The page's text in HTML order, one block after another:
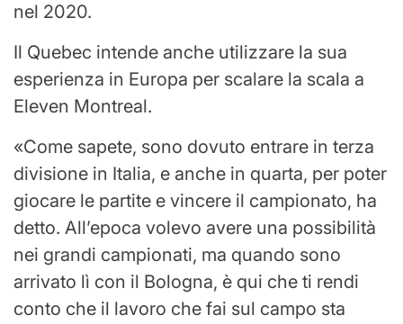
nel 2020.
Il Quebec intende anche utilizzare la sua
esperienza in Europa per scalare la scala a
Eleven Montreal.
Come sapete, sono dovuto entrare in terza
divisione in Italia, e anche in quarta, per poter
giocare le partite e vincere il campionato, ha
detto. All’epoca volevo avere una possibilità
nei grandi campionati, ma quando sono
arrivato lì con il Bologna, è qui che ti rendi
conto che il lavoro che fai sul campo sta